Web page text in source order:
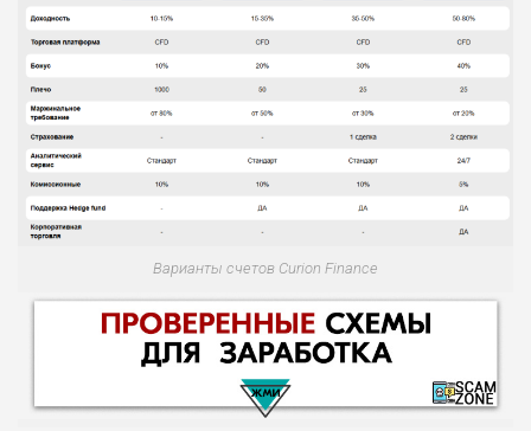
Варианты счетов Curion Finance